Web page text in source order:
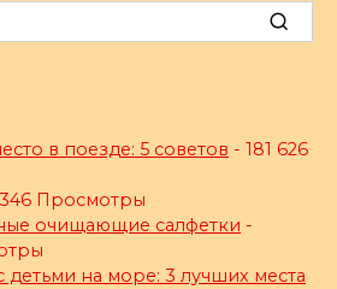
в поезде: 5 советов - 181 626
Просмотры
очищающие салфетки -
детьми на море: 3 лучших места